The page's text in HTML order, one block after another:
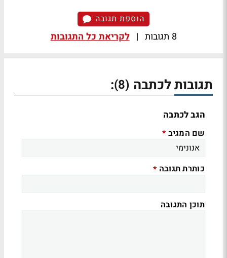
הוספת תגובה
8 תגובות | לקריאת כל התגובות
תגובות לכתבה (8)
:
הגב לכתבה
שם המגיב *
כותרת תגובה *
תוכן התגובה